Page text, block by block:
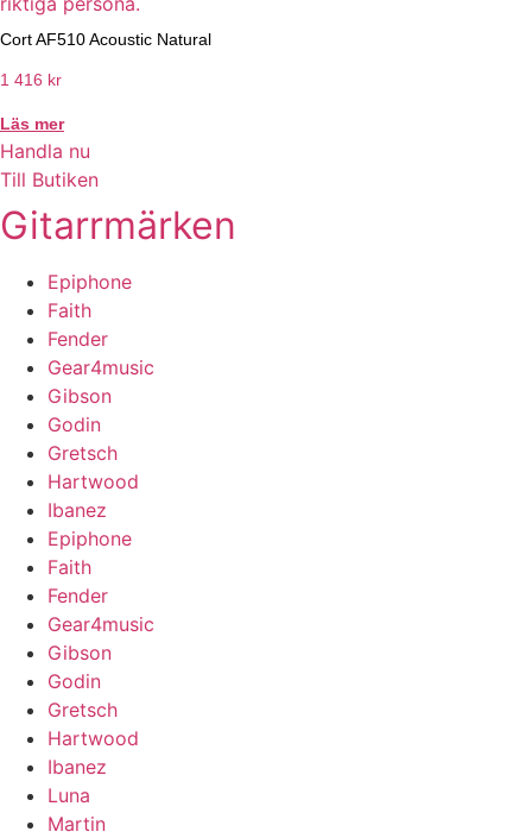
Cort AF510 Acoustic Natural
1 416 kr
Läs mer
Handla nu
Till Butiken
Gitarrmärken
Epiphone
Faith
Fender
Gear4music
Gibson
Godin
Gretsch
Hartwood
Ibanez
Epiphone
Faith
Fender
Gear4music
Gibson
Godin
Gretsch
Hartwood
Ibanez
Luna
Martin